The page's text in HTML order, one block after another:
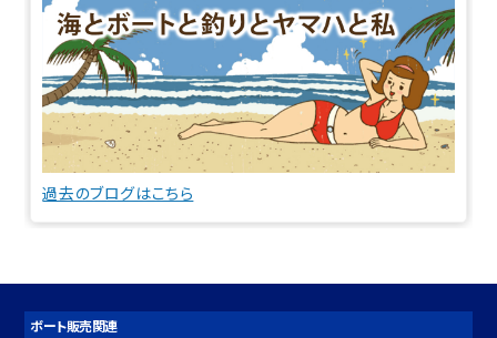
過去のブログはこちら
ボート販売関連